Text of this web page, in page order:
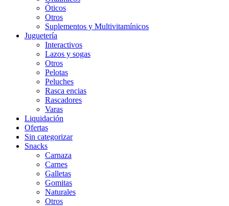
Óticos
Otros
Suplementos y Multivitamínicos
Juguetería
Interactivos
Lazos y sogas
Otros
Pelotas
Peluches
Rasca encias
Rascadores
Varas
Liquidación
Ofertas
Sin categorizar
Snacks
Carnaza
Carnes
Galletas
Gomitas
Naturales
Otros